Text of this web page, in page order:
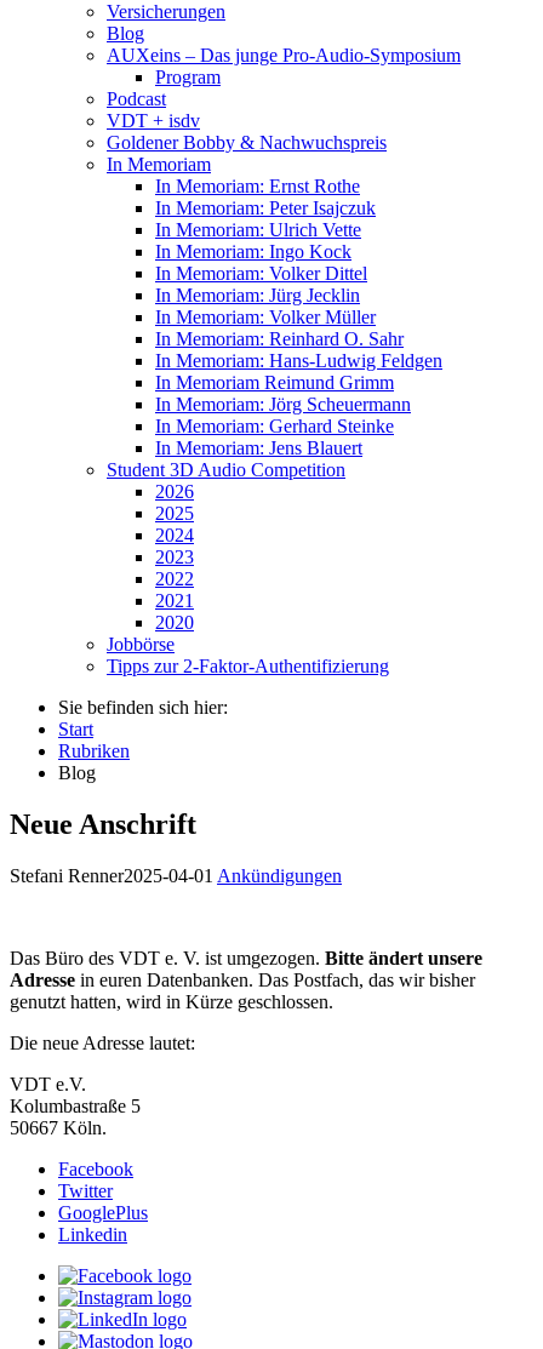
Versicherungen
Blog
AUXeins – Das junge Pro-Audio-Symposium
Program
Podcast
VDT + isdv
Goldener Bobby & Nachwuchspreis
In Memoriam
In Memoriam: Ernst Rothe
In Memoriam: Peter Isajczuk
In Memoriam: Ulrich Vette
In Memoriam: Ingo Kock
In Memoriam: Volker Dittel
In Memoriam: Jürg Jecklin
In Memoriam: Volker Müller
In Memoriam: Reinhard O. Sahr
In Memoriam: Hans-Ludwig Feldgen
In Memoriam Reimund Grimm
In Memoriam: Jörg Scheuermann
In Memoriam: Gerhard Steinke
In Memoriam: Jens Blauert
Student 3D Audio Competition
2026
2025
2024
2023
2022
2021
2020
Jobbörse
Tipps zur 2-Faktor-Authentifizierung
Sie befinden sich hier:
Start
Rubriken
Blog
Neue Anschrift
Stefani Renner2025-04-01 Ankündigungen
Das Büro des VDT e. V. ist umgezogen. Bitte ändert unsere
Adresse in euren Datenbanken. Das Postfach, das wir bisher
genutzt hatten, wird in Kürze geschlossen.
Die neue Adresse lautet:
VDT e.V.
Kolumbastraße 5
50667 Köln.
Facebook
Twitter
GooglePlus
Linkedin